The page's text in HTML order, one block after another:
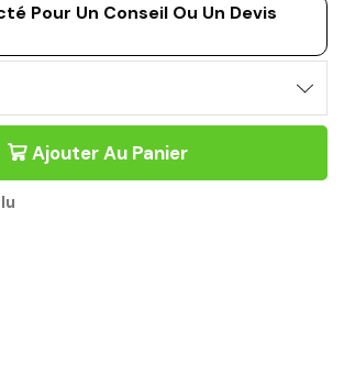
Pour Un Conseil Ou Un Devis
Ajouter Au Panier